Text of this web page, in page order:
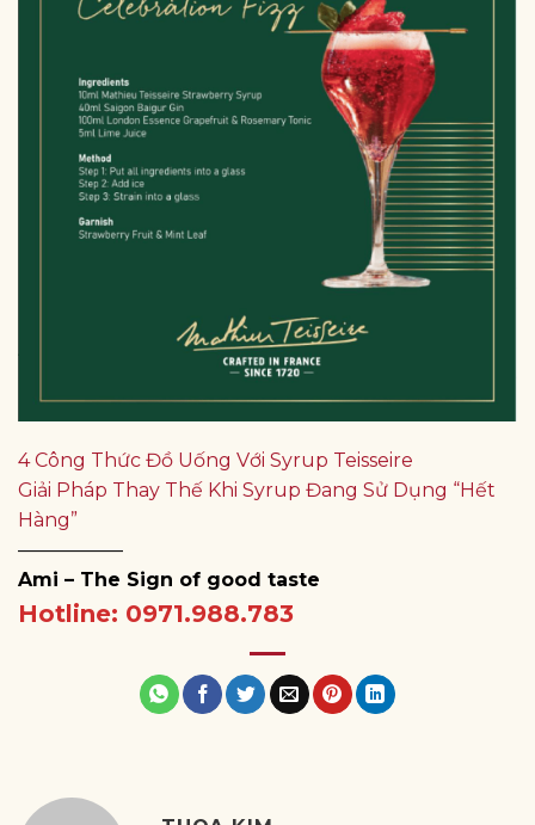
4 Công Thức Đồ Uống Với Syrup Teisseire
Giải Pháp Thay Thế Khi Syrup Đang Sử Dụng “Hết
Hàng”
—————–
Ami – The Sign of good taste
Hotline: 0971.988.783